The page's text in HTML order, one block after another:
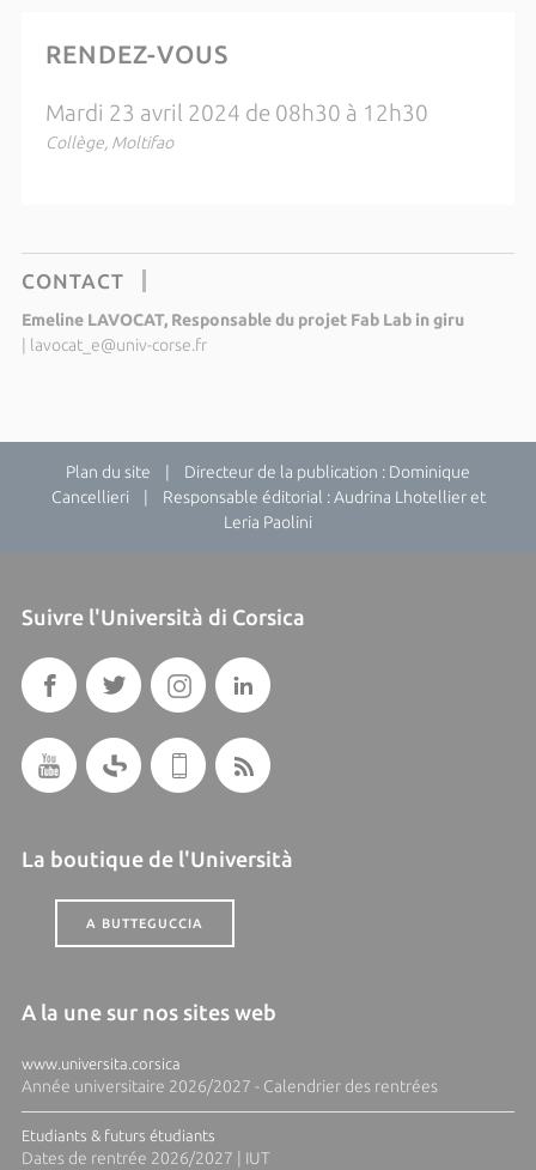
RENDEZ-VOUS
Mardi 23 avril 2024 de 08h30 à 12h30
Collège, Moltifao
CONTACT
Emeline LAVOCAT, Responsable du projet Fab Lab in giru
lavocat_e@univ-corse.fr
Plan du site | Directeur de la publication : Dominique
Cancellieri | Responsable éditorial : Audrina Lhotellier et
Leria Paolini
Suivre l'Università di Corsica
La boutique de l'Università
A BUTTEGUCCIA
A la une sur nos sites web
www.universita.corsica
Année universitaire 2026/2027 - Calendrier des rentrées
Etudiants & futurs étudiants
Dates de rentrée 2026/2027 | IUT